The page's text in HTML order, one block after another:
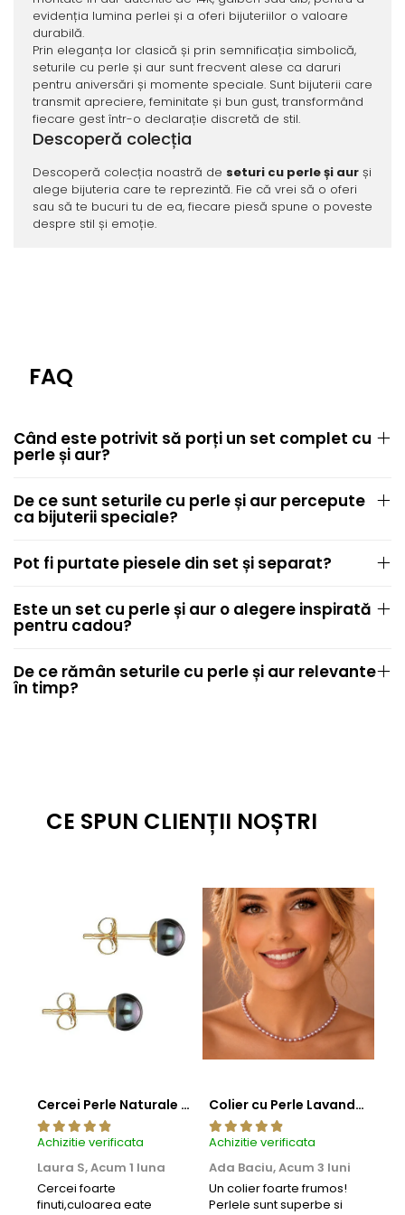
evidenția lumina perlei și a oferi bijuteriilor o valoare
durabilă.
Prin eleganța lor clasică și prin semnificația simbolică,
seturile cu perle și aur sunt frecvent alese ca daruri
pentru aniversări și momente speciale. Sunt bijuterii care
transmit apreciere, feminitate și bun gust, transformând
fiecare gest într-o declarație discretă de stil.
Descoperă colecția
Descoperă colecția noastră de seturi cu perle și aurși
alege bijuteria care te reprezintă. Fie că vrei să o oferi
sau să te bucuri tu de ea, fiecare piesă spune o poveste
despre stil și emoție.
FAQ
Când este potrivit să porți un set complet cu
perle și aur?
De ce sunt seturile cu perle și aur percepute
ca bijuterii speciale?
Pot fi purtate piesele din set și separat?
Este un set cu perle și aur o alegere inspirată
pentru cadou?
De ce rămân seturile cu perle și aur relevante
în timp?
CE SPUN CLIENȚII NOȘTRI
Cercei Perle Naturale Negre 5-6 mm, Buton AAA, Aur 14K (aur 585), Tip Șurub | KASKADDA®
Achizitie verificata
Laura S,Acum 1 luna
Cercei foarte
finuti,culoarea eate
Colier cu Perle Lavanda la Baza Gatului, de 4-5 mm, Perle Rare, Calitate AAA+, Aur 14K | KASKADDA®
Achizitie verificata
Ada Baciu,Acum 3 luni
Un colier foarte frumos!
Perlele sunt superbe si